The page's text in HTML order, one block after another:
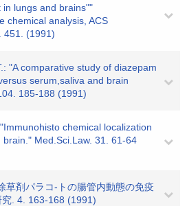
lungs and brains""
chemical analysis, ACS
451. (1991)
"A comparative study of diazepam
serum,saliva and brain
185-188 (1991)
chemical localization
Med.Sci.Law. 31. 61-64
草剤パラコ-トの腸管内動態の免疫
. 4. 163-168 (1991)